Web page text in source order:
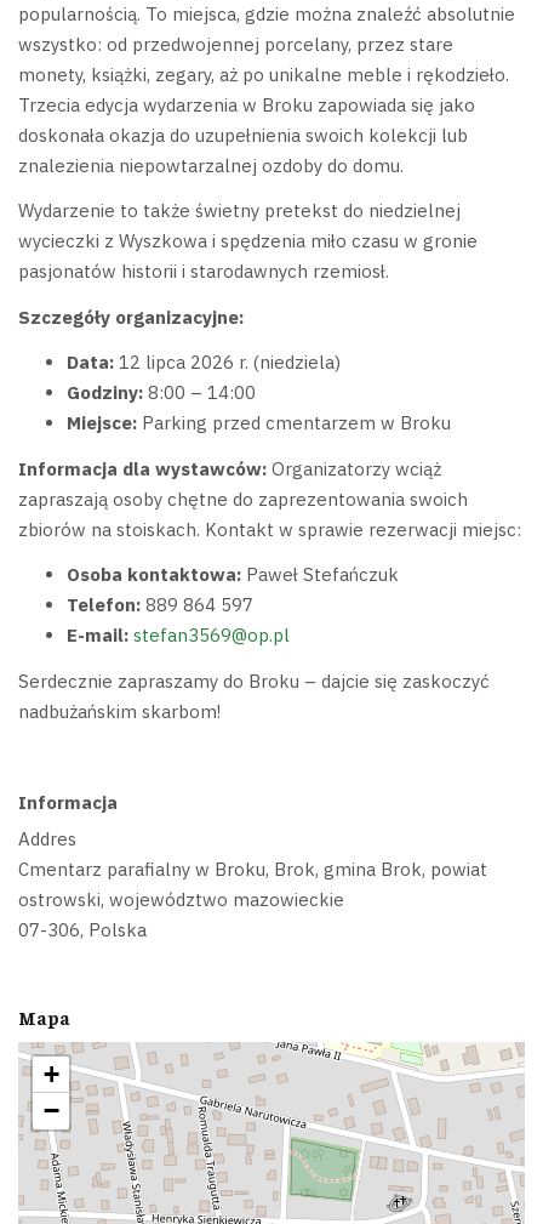
popularnością. To miejsca, gdzie można znaleźć absolutnie
wszystko: od przedwojennej porcelany, przez stare
monety, książki, zegary, aż po unikalne meble i rękodzieło.
Trzecia edycja wydarzenia w Broku zapowiada się jako
doskonała okazja do uzupełnienia swoich kolekcji lub
znalezienia niepowtarzalnej ozdoby do domu.
Wydarzenie to także świetny pretekst do niedzielnej
wycieczki z Wyszkowa i spędzenia miło czasu w gronie
pasjonatów historii i starodawnych rzemiosł.
Szczegóły organizacyjne:
Data: 12 lipca 2026 r. (niedziela)
Godziny: 8:00 – 14:00
Miejsce: Parking przed cmentarzem w Broku
Informacja dla wystawców: Organizatorzy wciąż
zapraszają osoby chętne do zaprezentowania swoich
zbiorów na stoiskach. Kontakt w sprawie rezerwacji miejsc:
Osoba kontaktowa: Paweł Stefańczuk
Telefon: 889 864 597
E-mail: stefan3569@op.pl
Serdecznie zapraszamy do Broku – dajcie się zaskoczyć
nadbużańskim skarbom!
Informacja
Addres
Cmentarz parafialny w Broku, Brok, gmina Brok, powiat
ostrowski, województwo mazowieckie
07-306, Polska
Mapa
+
−